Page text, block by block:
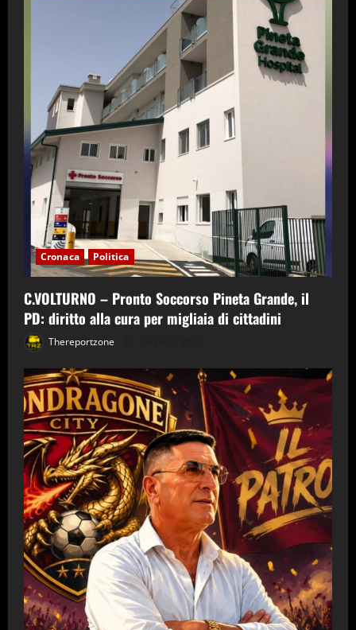
Cronaca Politica
C.VOLTURNO – Pronto Soccorso Pineta Grande, il
PD: diritto alla cura per migliaia di cittadini
Thereportzone